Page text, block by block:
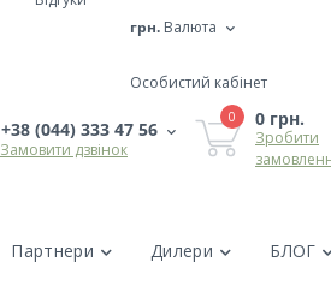
грн. Валюта
Особистий кабінет
+38 (044) 333 47 56
Замовити дзвінок
0 0 грн.
Зробити
Партнери Дилери БЛОГ